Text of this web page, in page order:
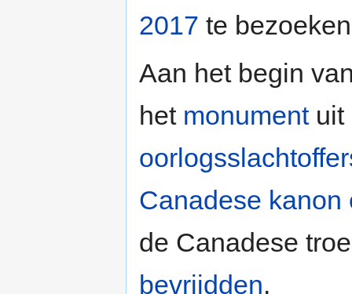
2017 te
Aan het begin
het monumentuit
Canadese kanon
de Canadese
bevrijdden.